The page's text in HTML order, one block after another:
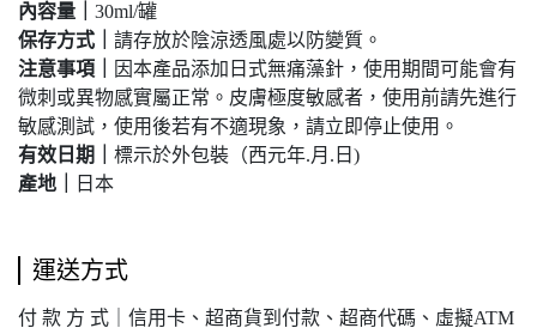
內容量｜ 30ml/罐
保存方式
請存放於陰涼透風處以防變質。
注意事項｜
因本產品添加日式無痛藻針，使用期間可能會有
微刺或異物感實屬正常。皮膚極度敏感者，使用前請先進行
敏感測試，使用後若有不適現象，請立即停止使用。
有效日期
標示於外包裝（西元年.月.日)
產地
日本
運送方式
付 款 方 式｜信用卡、超商貨到付款、超商代碼、虛擬ATM